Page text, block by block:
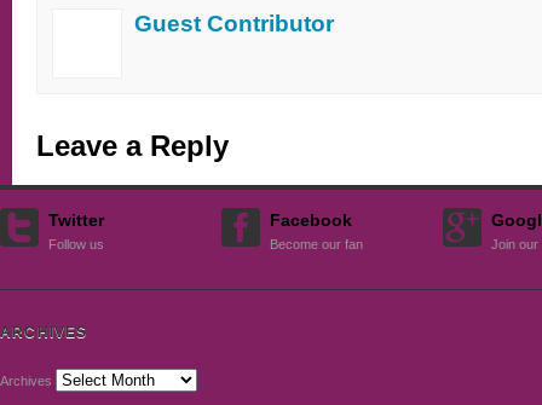
Guest Contributor
Leave a Reply
Twitter
Follow us
Facebook
Become our fan Join our
ARCHIVES
Archives